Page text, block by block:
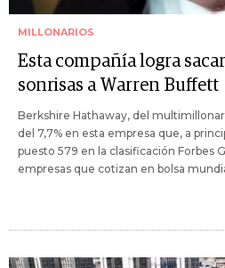
MILLONARIOS
Esta compañía logra
sonrisas a Warren Buffett
Berkshire Hathaway, del
del 7,7% en esta empresa que, a
puesto 579 en la clasificación Forbes
empresas que cotizan en bolsa